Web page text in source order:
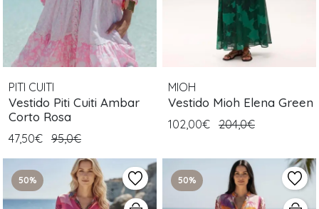
PITI CUITI
Vestido Piti Cuiti Ambar
Corto Rosa
47,50€ 95,0€
MIOH
Vestido Mioh Elena Green
102,00€ 204,0€
50% 50%